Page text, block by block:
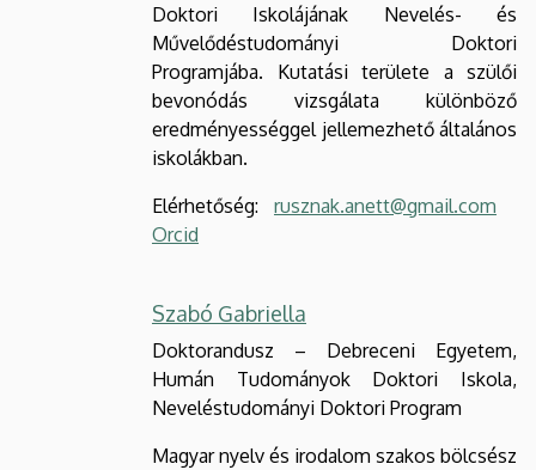
Doktori Iskolájának Nevelés- és
Művelődéstudományi Doktori
Programjába. Kutatási területe a szülői
bevonódás vizsgálata különböző
eredményességgel jellemezhető általános
iskolákban.
Elérhetőség: rusznak.anett@gmail.com
Orcid
Szabó Gabriella
Doktorandusz – Debreceni Egyetem,
Humán Tudományok Doktori Iskola,
Neveléstudományi Doktori Program
Magyar nyelv és irodalom szakos bölcsész